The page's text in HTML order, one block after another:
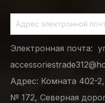
Электронная почта:
Адрес: Комната 402-
№ 172, Северная